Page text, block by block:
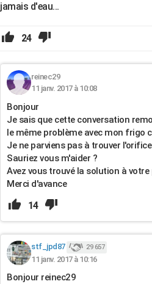
jamais d'eau...
24
reinec29
11 janv. 2017 à 10:08
Bonjour
Je sais que cette conversation
le même problème avec mon frigo
Je ne parviens pas à trouver
Sauriez vous m'aider ?
Avez vous trouvé la solution à votre
Merci d'avance
14
stf_jpd87 29 657
11 janv. 2017 à 10:16
Bonjour reinec29